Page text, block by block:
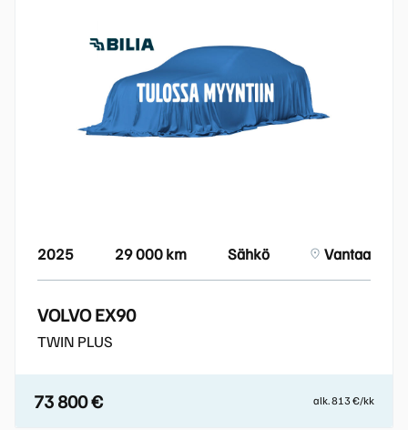
2025 29 000 km Sähkö Vantaa
VOLVO EX90
TWIN PLUS
73 800 € alk. 813 €/kk